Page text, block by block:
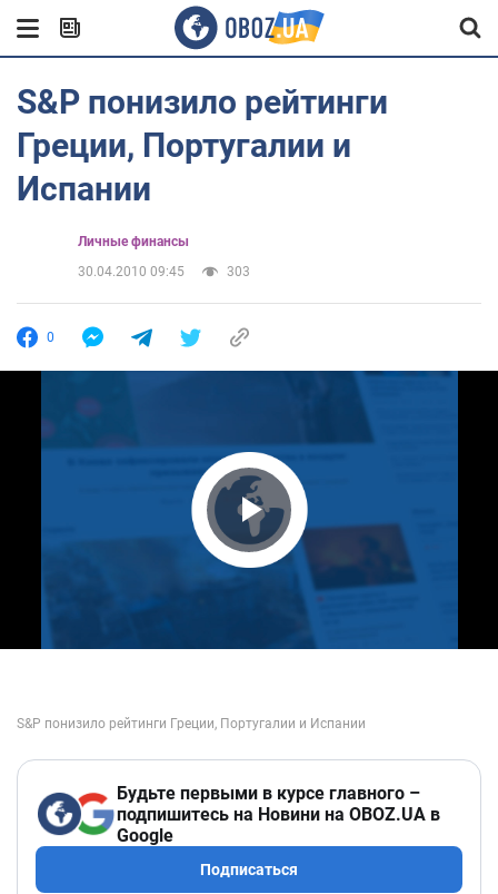
S&P понизило рейтинги
Греции, Португалии и
Испании
Личные финансы
30.04.2010 09:45
303
0
Play Video
Будьте первыми в курсе главного –
подпишитесь на Новини на OBOZ.UA в
Google
Подписаться